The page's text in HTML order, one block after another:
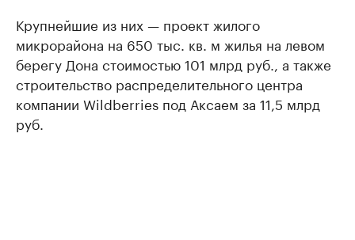
Крупнейшие из них — проект жилого
микрорайона на 650 тыс. кв. м жилья на левом
берегу Дона стоимостью 101 млрд руб., а также
строительство распределительного центра
компании Wildberries под Аксаем за 11,5 млрд
руб.